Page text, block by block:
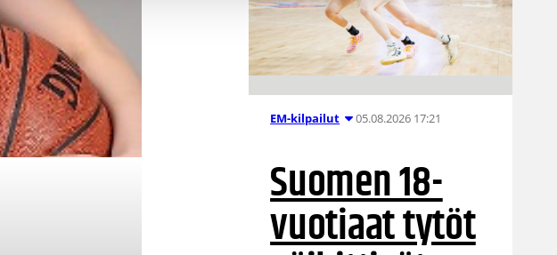
EM-kilpailut 05.08.2026 17:21
Suomen 18-
vuotiaat tytöt